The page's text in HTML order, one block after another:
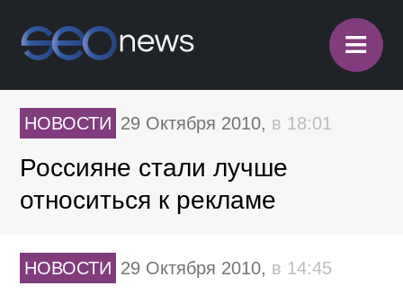
≡
НОВОСТИ 29 Октября 2010, в 18:01
Россияне стали лучше
относиться к рекламе
НОВОСТИ 29 Октября 2010, в 14:45